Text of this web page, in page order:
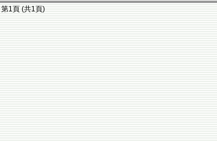
第1頁 (共1頁)